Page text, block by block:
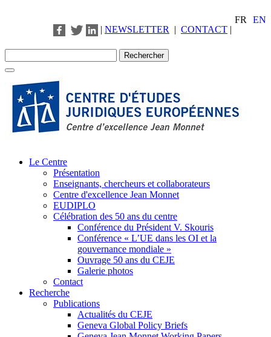
FR
EN
| NEWSLETTER | CONTACT |
Le Centre
Présentation
Enseignants, chercheurs et collaborateurs
Centre d'excellence Jean Monnet
EUDIPLO
Célébration des 50 ans du centre
Conférence du Président V. Skouris
Conférence « L’UE dans les OI et la
gouvernance mondiale »
Ouvrage 50 ans du CEJE
Galerie photos
Contact
Recherche
Publications
Actualités du CEJE
Geneva Global Policy Briefs